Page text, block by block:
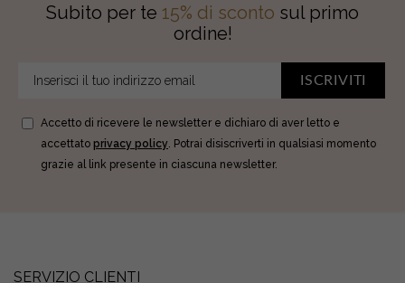
Subito per te 15% di sconto sul primo
ordine!
ISCRIVITI
Accetto di ricevere le newsletter e dichiaro di aver letto e
accettato privacy policy. Potrai disiscriverti in qualsiasi momento
grazie al link presente in ciascuna newsletter.
SERVIZIO CLIENTI